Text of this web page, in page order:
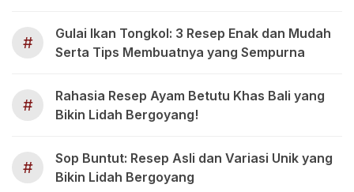
#
Gulai Ikan Tongkol: 3 Resep Enak dan Mudah
Serta Tips Membuatnya yang Sempurna
#
Rahasia Resep Ayam Betutu Khas Bali yang
Bikin Lidah Bergoyang!
#
Sop Buntut: Resep Asli dan Variasi Unik yang
Bikin Lidah Bergoyang